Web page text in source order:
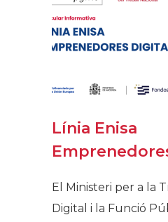
Línia Enisa
El Ministeri per a la
Digital i la Funció